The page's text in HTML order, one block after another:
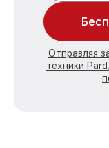
Отправляя
техники